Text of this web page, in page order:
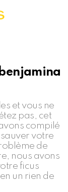
et vous ne
pas, cet
compilé
votre
de
nous avons
ficus
un rien de